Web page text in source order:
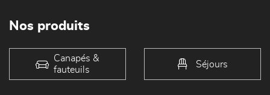
Nos produits
Canapés &
fauteuils
Séjours